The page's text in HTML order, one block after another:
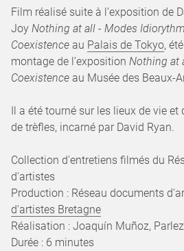
Film réalisé suite à l’exposition de
Joy Nothing at all - Modes
Coexistence au Palais de Tokyo,
montage de l’exposition Nothing at
Coexistence au Musée des Beaux-
Il a été tourné sur les lieux de vie
de trèfles, incarné par David Ryan.
Collection d'entretiens filmés du
d'artistes
Production : Réseau documents
d'artistes Bretagne
Réalisation : Joaquín Muñoz,
Durée : 6 minutes